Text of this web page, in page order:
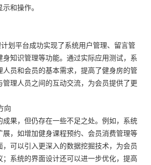
和操作。
划平台成功实现了系统用户管理、留言管
知识管理等功能。通过实际应用测试，系
员和会员的基本需求，提高了健身房的管
理人员之间的互动交流，为会员提供了更
向
果，但仍存在一些不足之处。例如，系统
展，如增加健身课程预约、会员消费管理等
可以引入更深入的数据挖掘技术，为会员
系统的界面设计还可以进一步优化，提高